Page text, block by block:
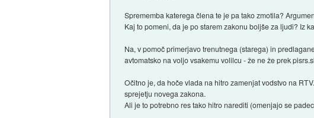
Sprememba katerega člena te je pa tako zmotila?
Kaj to pomeni, da je po starem zakonu boljše za ljudi? Iz
Na, v pomoč primerjavo trenutnega (starega) in
avtomatsko na voljo vsakemu volilcu - že ne že prek
Očitno je, da hoče vlada na hitro zamenjat vodstvo na
sprejetju novega zakona.
Ali je to potrebno res tako hitro narediti (omenjajo se